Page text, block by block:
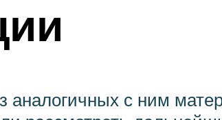
аналогичных с ним